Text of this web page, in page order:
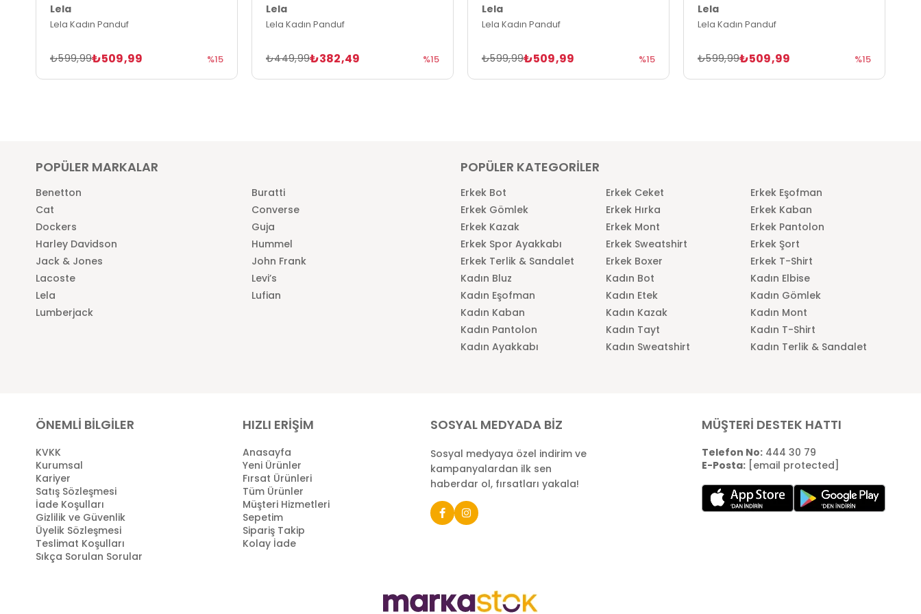
Lela
Lela Kadın Panduf
₺509,99
₺599,99 %15
Lela
Lela Kadın Panduf
₺382,49
₺449,99 %15
Lela
Lela Kadın Panduf
₺509,99
₺599,99 %15
Lela
Lela Kadın Panduf
₺509,99
₺599,99 %15
POPÜLER MARKALAR
Benetton
Buratti
Cat
Converse
Dockers
Guja
Harley Davidson
Hummel
Jack & Jones
John Frank
Lacoste
Levi’s
Lela
Lufian
Lumberjack
POPÜLER KATEGORİLER
Erkek Bot Erkek Ceket
Erkek Eşofman
Erkek Gömlek
Erkek Hırka
Erkek Kaban
Erkek Kazak
Erkek Mont
Erkek Pantolon
Erkek Spor Ayakkabı
Erkek Sweatshirt
Erkek Şort
Erkek Terlik & Sandalet
Erkek Boxer
Erkek T-Shirt
Kadın Bluz
Kadın Bot
Kadın Elbise
Kadın Eşofman
Kadın Etek
Kadın Gömlek
Kadın Kaban
Kadın Kazak
Kadın Mont
Kadın Pantolon
Kadın Tayt
Kadın T-Shirt
Kadın Ayakkabı
Kadın Sweatshirt Kadın Terlik & Sandalet
ÖNEMLİ BİLGİLER
KVKK
Kurumsal
Kariyer
Satış Sözleşmesi
İade Koşulları
Gizlilik ve Güvenlik
Üyelik Sözleşmesi
Teslimat Koşulları
Sıkça Sorulan Sorular
HIZLI ERİŞİM
Anasayfa
Yeni Ürünler
Fırsat Ürünleri
Tüm Ürünler
Müşteri Hizmetleri
Sepetim
Sipariş Takip
Kolay İade
SOSYAL MEDYADA BİZ
Sosyal medyaya özel indirim ve
kampanyalardan ilk sen
haberdar ol, fırsatları yakala!
MÜŞTERİ DESTEK HATTI
Telefon No:444 30 79
E-Posta: [email protected]